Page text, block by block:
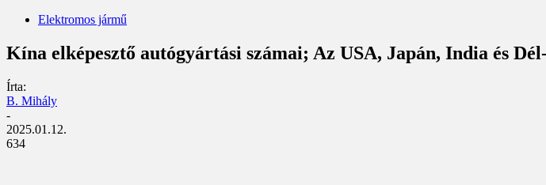
Elektromos jármű
Kína elképesztő autógyártási számai; Az USA, Japán, India és
Írta:
B. Mihály
-
2025.01.12.
634